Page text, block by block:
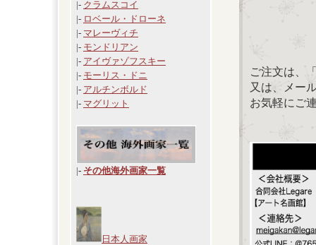
|- クラムスコイ
|- ロベール・ドローネ
|- マレーヴィチ
|- モンドリアン
|- アイヴァゾフスキー
|- モーリス・ドニ
|- アルチンボルド
|- マグリット
|- その他海外画家一覧
日本人画家
ご注文は、
又は、メー
お気軽にご